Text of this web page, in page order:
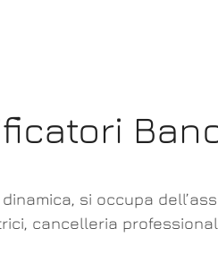
dinamica, si occupa
cancelleria